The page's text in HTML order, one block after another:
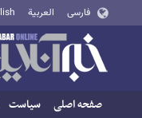
فارسی العربية
صفحه اصلی سیاست